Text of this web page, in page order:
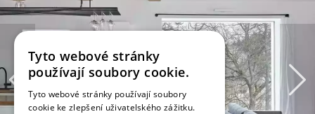
Tyto webové stránky
používají soubory cookie.
Tyto webové stránky používají soubory
cookie ke zlepšení uživatelského zážitku.